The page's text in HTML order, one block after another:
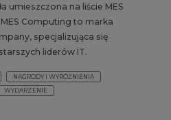
umieszczona na liście MES
Computing to marka
specjalizująca się
liderów IT.
NAGRODY I WYRÓŻNIENIA
WYDARZENIE